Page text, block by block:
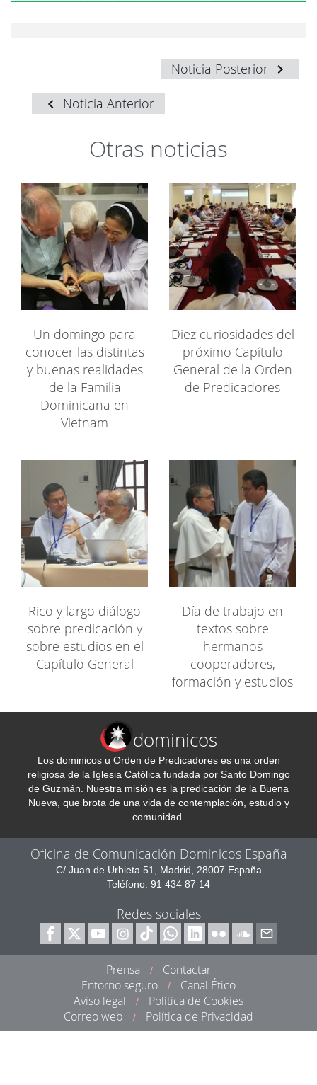
Noticia Posterior
Noticia Anterior
Otras noticias
Un domingo para
conocer las distintas
y buenas realidades
de la Familia
Dominicana en
Vietnam
Diez curiosidades del
próximo Capítulo
General de la Orden
de Predicadores
Rico y largo diálogo
sobre predicación y
sobre estudios en el
Capítulo General
Día de trabajo en
textos sobre
hermanos
cooperadores,
formación y estudios
dominicos
Los dominicos u Orden de Predicadores es una orden
religiosa de la Iglesia Católica fundada por Santo Domingo
de Guzmán. Nuestra misión es la predicación de la Buena
Nueva, que brota de una vida de contemplación, estudio y
comunidad.
Oficina de Comunicación Dominicos España
C/ Juan de Urbieta 51, Madrid, 28007 España
Teléfono: 91 434 87 14
Redes sociales
Prensa /
Contactar
Entorno seguro
/
Canal Ético
Aviso legal
/
Política de Cookies
Correo web
/ Política de Privacidad